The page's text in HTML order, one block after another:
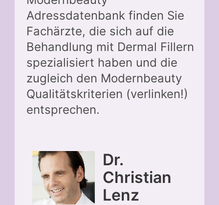
Adressdatenbank finden Sie
Fachärzte, die sich auf die
Behandlung mit Dermal Fillern
spezialisiert haben und die
zugleich den Modernbeauty
Qualitätskriterien (verlinken!)
entsprechen.
Dr.
Christian
Lenz